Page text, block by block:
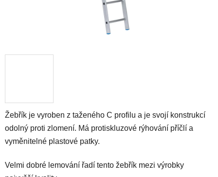
Žebřík je vyroben z taženého C profilu a je svojí konstrukcí
odolný proti zlomení. Má protiskluzové rýhování příčlí a
vyměnitelné plastové patky.
Velmi dobré lemování řadí tento žebřík mezi výrobky